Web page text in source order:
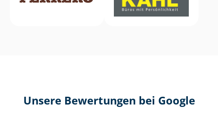
Unsere Bewertungen bei Google